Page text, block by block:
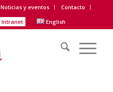
Noticias y eventos
Contacto
Intranet English